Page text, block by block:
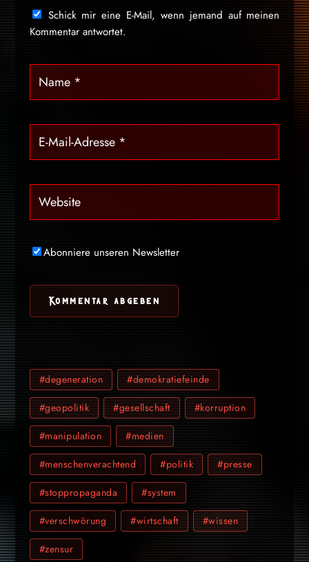
Schick mir eine E-Mail, wenn jemand auf meinen
Kommentar antwortet.
Abonniere unseren Newsletter
#degeneration #demokratiefeinde
#geopolitik #gesellschaft #korruption
#manipulation #medien
#menschenverachtend #politik #presse
#stoppropaganda #system
#verschwörung #wirtschaft #wissen
#zensur